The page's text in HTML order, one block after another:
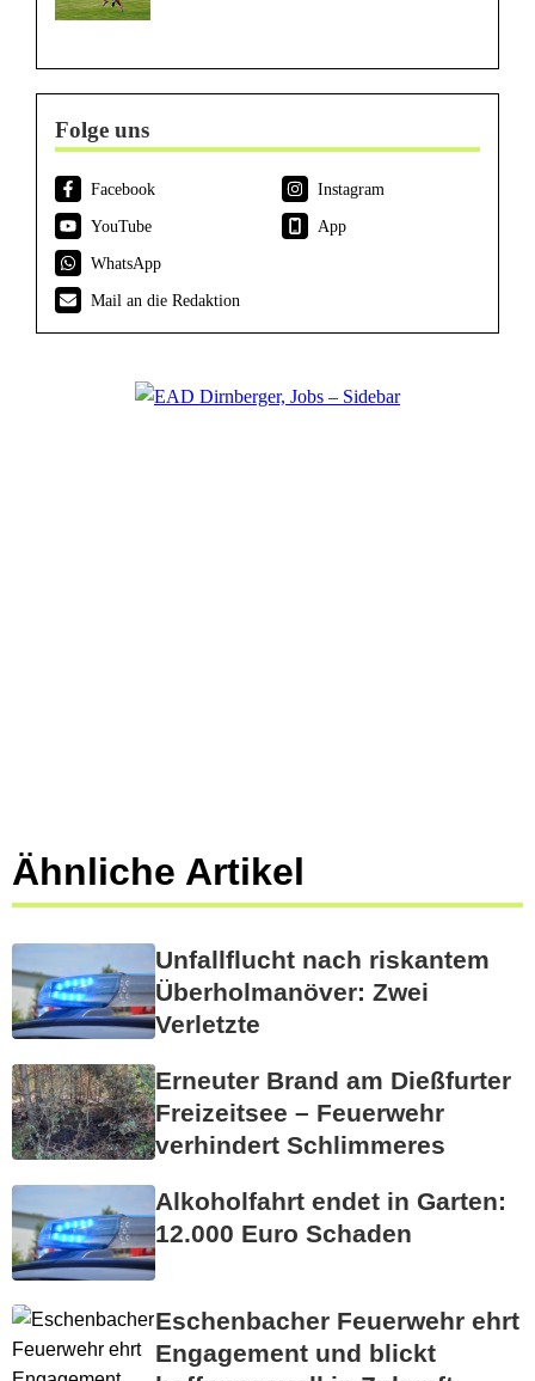
Folge uns
Facebook
Instagram
YouTube
App
WhatsApp
Mail an die Redaktion
Ähnliche Artikel
Unfallflucht nach riskantem
Überholmanöver: Zwei
Verletzte
Erneuter Brand am Dießfurter
Freizeitsee – Feuerwehr
verhindert Schlimmeres
Alkoholfahrt endet in Garten:
12.000 Euro Schaden
Eschenbacher Feuerwehr ehrt
Engagement und blickt